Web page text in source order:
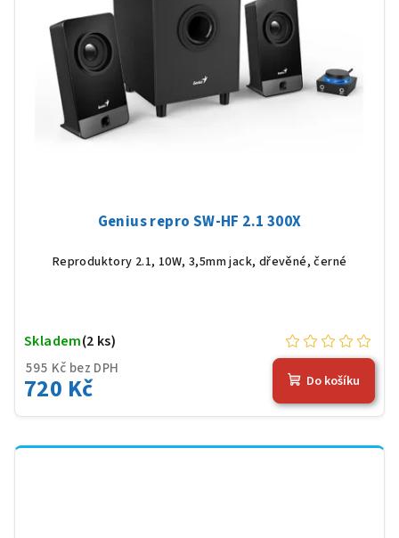
Genius repro SW-HF 2.1 300X
Reproduktory 2.1, 10W, 3,5mm jack, dřevěné, černé
595 Kč bez DPH
720 Kč
Skladem(2 ks)
Do košíku